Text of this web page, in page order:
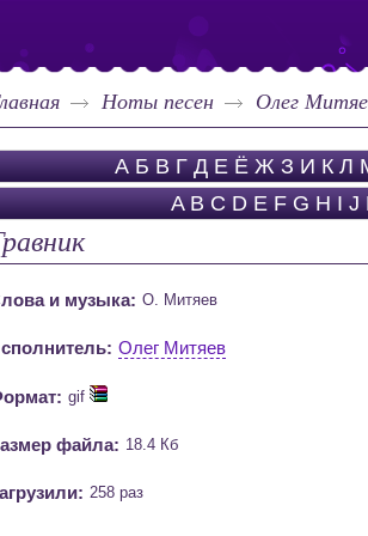
Ноты песен Олег
А Б В Г Д Е Ё Ж З И К Л
A B C D E F G H I J
и музыка: О. Митяев
Олег Митяев
gif
файла: 18.4 Кб
258 раз